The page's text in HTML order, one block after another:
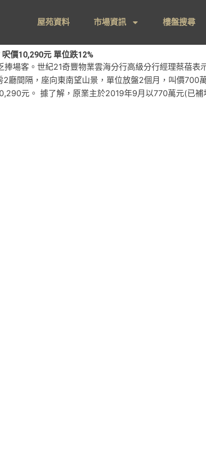
屋苑資料 市場資訊 樓盤搜尋
價10,290元 單位跌12%
場客。世紀21奇豐物業雲海分行高級分行經理蔡蓓表
廳間隔，座向東南望山景，單位放盤2個月，叫價700
元。 據了解，原業主於2019年9月以770萬元(已補